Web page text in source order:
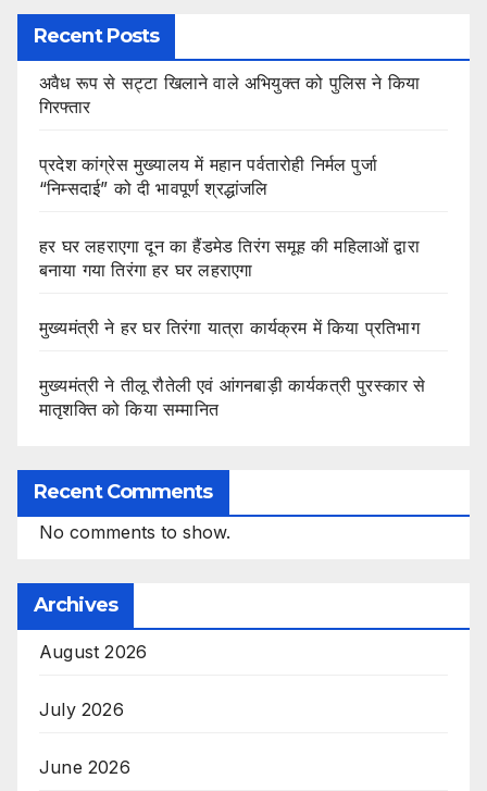
Recent Posts
अवैध रूप से सट्टा खिलाने वाले अभियुक्त को पुलिस ने किया
गिरफ्तार
प्रदेश कांग्रेस मुख्यालय में महान पर्वतारोही निर्मल पुर्जा
“निम्सदाई” को दी भावपूर्ण श्रद्धांजलि
हर घर लहराएगा दून का हैंडमेड तिरंग समूह की महिलाओं द्वारा
बनाया गया तिरंगा हर घर लहराएगा
मुख्यमंत्री ने हर घर तिरंगा यात्रा कार्यक्रम में किया प्रतिभाग
मुख्यमंत्री ने तीलू रौतेली एवं आंगनबाड़ी कार्यकत्री पुरस्कार से
मातृशक्ति को किया सम्मानित
Recent Comments
No comments to show.
Archives
August 2026
July 2026
June 2026